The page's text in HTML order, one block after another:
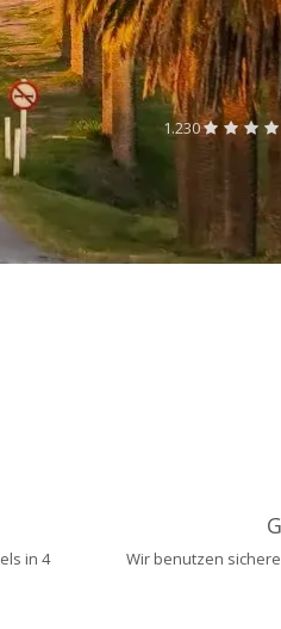
1.230
in 4
Wir benutzen